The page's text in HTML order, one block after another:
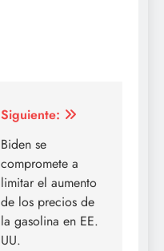
Siguiente:
Biden se
compromete a
limitar el aumento
de los precios de
la gasolina en EE.
UU.